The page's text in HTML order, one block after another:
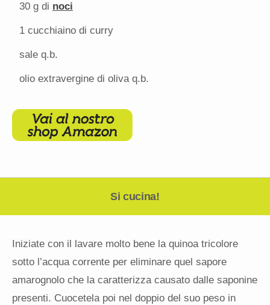
30 g di noci
1 cucchiaino di curry
sale q.b.
olio extravergine di oliva q.b.
Si cucina!
Iniziate con il lavare molto bene la quinoa tricolore
sotto l’acqua corrente per eliminare quel sapore
amarognolo che la caratterizza causato dalle saponine
presenti. Cuocetela poi nel doppio del suo peso in